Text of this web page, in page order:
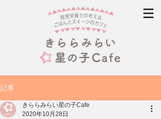
記事
きららみらい星の子Cafe
2020年10月28日